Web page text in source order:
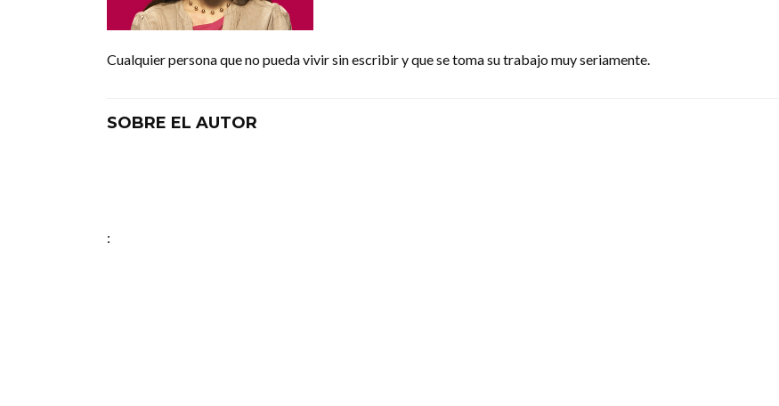
Cualquier persona que no pueda vivir sin escribir y que se toma su trabajo muy seriamente.
SOBRE EL AUTOR
: